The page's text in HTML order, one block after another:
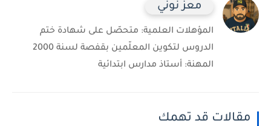
معزّ نوني
المؤهلات العلمية: متحصّل على شهادة ختم
الدروس لتكوين المعلّمين بقفصة لسنة 2000
المهنة: أستاذ مدارس ابتدائية
مقالات قد تهمك